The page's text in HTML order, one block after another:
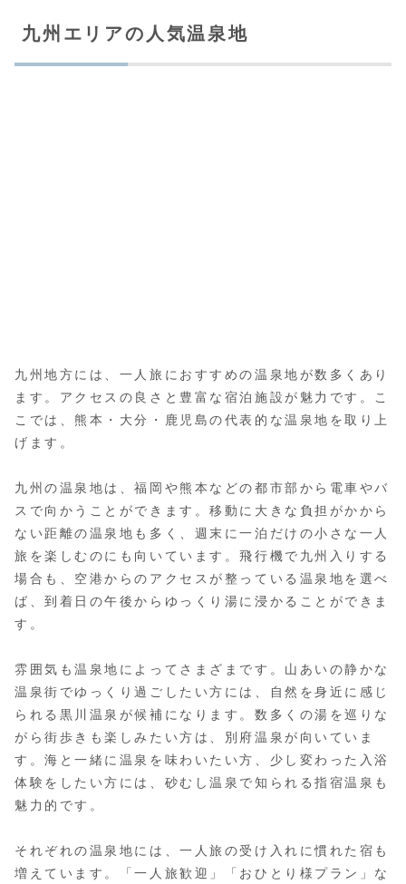
九州エリアの人気温泉地
九州地方には、一人旅におすすめの温泉地が数多くあり
ます。アクセスの良さと豊富な宿泊施設が魅力です。こ
こでは、熊本・大分・鹿児島の代表的な温泉地を取り上
げます。
九州の温泉地は、福岡や熊本などの都市部から電車やバ
スで向かうことができます。移動に大きな負担がかから
ない距離の温泉地も多く、週末に一泊だけの小さな一人
旅を楽しむのにも向いています。飛行機で九州入りする
場合も、空港からのアクセスが整っている温泉地を選べ
ば、到着日の午後からゆっくり湯に浸かることができま
す。
雰囲気も温泉地によってさまざまです。山あいの静かな
温泉街でゆっくり過ごしたい方には、自然を身近に感じ
られる黒川温泉が候補になります。数多くの湯を巡りな
がら街歩きも楽しみたい方は、別府温泉が向いていま
す。海と一緒に温泉を味わいたい方、少し変わった入浴
体験をしたい方には、砂むし温泉で知られる指宿温泉も
魅力的です。
それぞれの温泉地には、一人旅の受け入れに慣れた宿も
増えています。「一人旅歓迎」「おひとり様プラン」な